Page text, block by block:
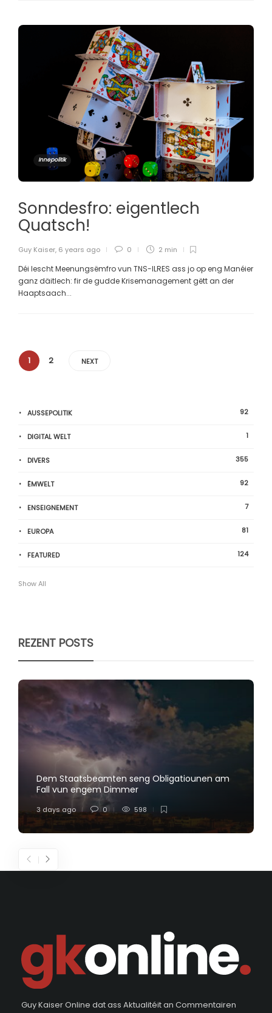
Innepolitik
Sonndesfro: eigentlech
Quatsch!
Guy Kaiser, 6 years ago 0 2 min
Déi lescht Meenungsëmfro vun TNS-ILRES ass jo op eng Manéier
ganz däitlech: fir de gudde Krisemanagement gëtt an der
Haaptsaach...
1 2 NEXT
AUSSEPOLITIK 92
DIGITAL WELT 1
DIVERS 355
ËMWELT 92
ENSEIGNEMENT 7
EUROPA 81
FEATURED 124
Show All
REZENT POSTS
Dem Staatsbeamten seng Obligatiounen am
Fall vun engem Dimmer
3 days ago 0 598
Guy Kaiser Online dat ass Aktualitéit an Commentairen